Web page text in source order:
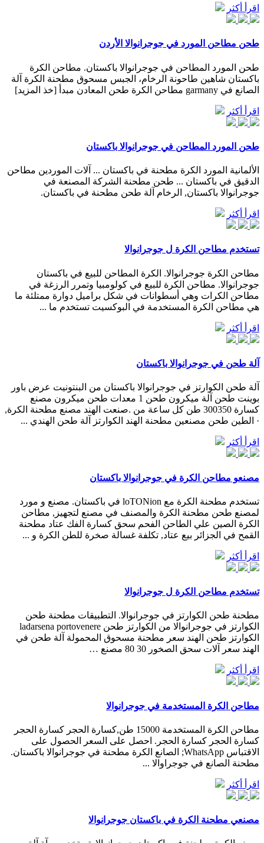
اقرأ أكثر
طحن مطاحن المورد في جوجرانوالا الأردن
طحن المورد المطاحن في جوجرانوالا باكستان. مطاحن الكرة
باكستان شاهين طاحونة الرخام، الجبس مسحوق مطحنة الكرة آلة
الصانع في garmany مطاحن الكرة طحن المعادن مبدأ [خذ المزيد]
اقرأ أكثر
طحن المورد المطاحن في جوجرانوالا باكستان
الألمانية المورد الكرة مطحنة في باكستان ... آلات الموردين مطاحن
الدقيق في باكستان ... طحن مطحنة الشركة المصنعة في
جوجرانوالا باكستان, الرخام آلة طحن مطحنة في باكستان.
اقرأ أكثر
تستخدم مطاحن الكرة ل جوجرانوالا
مطاحن الكرة جوجرانوالا. الكرة المطاحن للبيع في باكستان
جوجرانوالا. مطاحن الكرة للبيع في كولومبيا وتمرر الرزغة في
مطاحن الكرات وهي أسطوانات في شكل براميل دوارة ممتلئة ما
هي مطاحن الكرة المستخدمة في البوكسيت تستخدم ما ...
اقرأ أكثر
آلة طحن في جوجرانوالا باكستان
آلة طحن الكوارتز في جوجرانوالا باكستان من البنتونيت عرض باور
بوينت طحن آلة ميكرون طحن 1 معدات طحن ميكرون مصنع
كسارة 300350 طن كل ساعة من .صنعت الهند مصنع مطحنة الكرة,
· الطين طحن مصنعين مطحنة الهند الكوارتز آلة طحن الهندي ...
اقرأ أكثر
مصنعو مطاحن الكرة في جوجرانوالا باكستان
تستخدم مطحنة الكرة مع loTONion في باكستان. مصنع و مورد
لمصنع طحن مطحنة الكرة والمصنف في مصنع لتجهيز, مطاحن
الكرة الصين علي الطاحن الفحم سحق كسارة الفك عتاد مطحنة
القمح في الجزائر بيع عتاد, تكلفة غسالة صخرة للطن الكرة و ...
اقرأ أكثر
تستخدم مطاحن الكرة ل جوجرانوالا
مطحنة طحن الكوارتز في جوجرانوالا. التطبيقات مطحنة طحن
الكوارتز في جوجرانوالا من الكوارتز طحن ladarsena portovenere
الكوارتز طحن الهند سعر مطحنة مسحوق المحمولة آلة طحن في
الهند سعر آلات سحق الصخور 30 80 مصنع …
اقرأ أكثر
مطاحن الكرة المستخدمة في جوجرانوالا
مطاحن الكرة المستخدمة 15000 طن,كسارة الحجر كسارة الحجر
كسارة الحجر كسارة الحجر. احصل على السعر الحصول على
الاقتباس WhatsApp; الصانع الكرة مطحنة في جوجرانوالا باكستان.
مطحنة الصانع في جوجراوالا ...
اقرأ أكثر
مصنعي مطحنة الكرة في باكستان جوجرانوالا